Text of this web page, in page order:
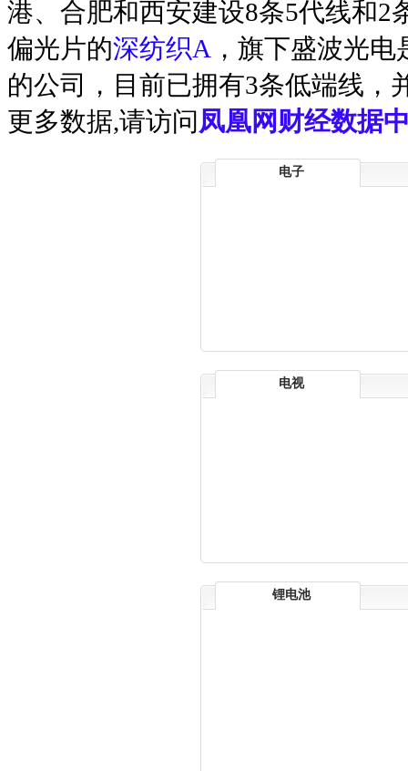
港、合肥和西安建设8条5代线和2
偏光片的深纺织A ，旗下盛波光
的公司，目前已拥有3条低端线，
更多数据,请访问凤凰网财经数据
电子
电视
锂电池